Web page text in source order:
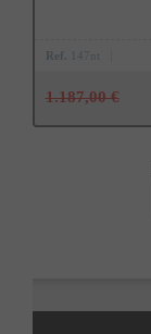
Ref. 147nt
1.187,00 €